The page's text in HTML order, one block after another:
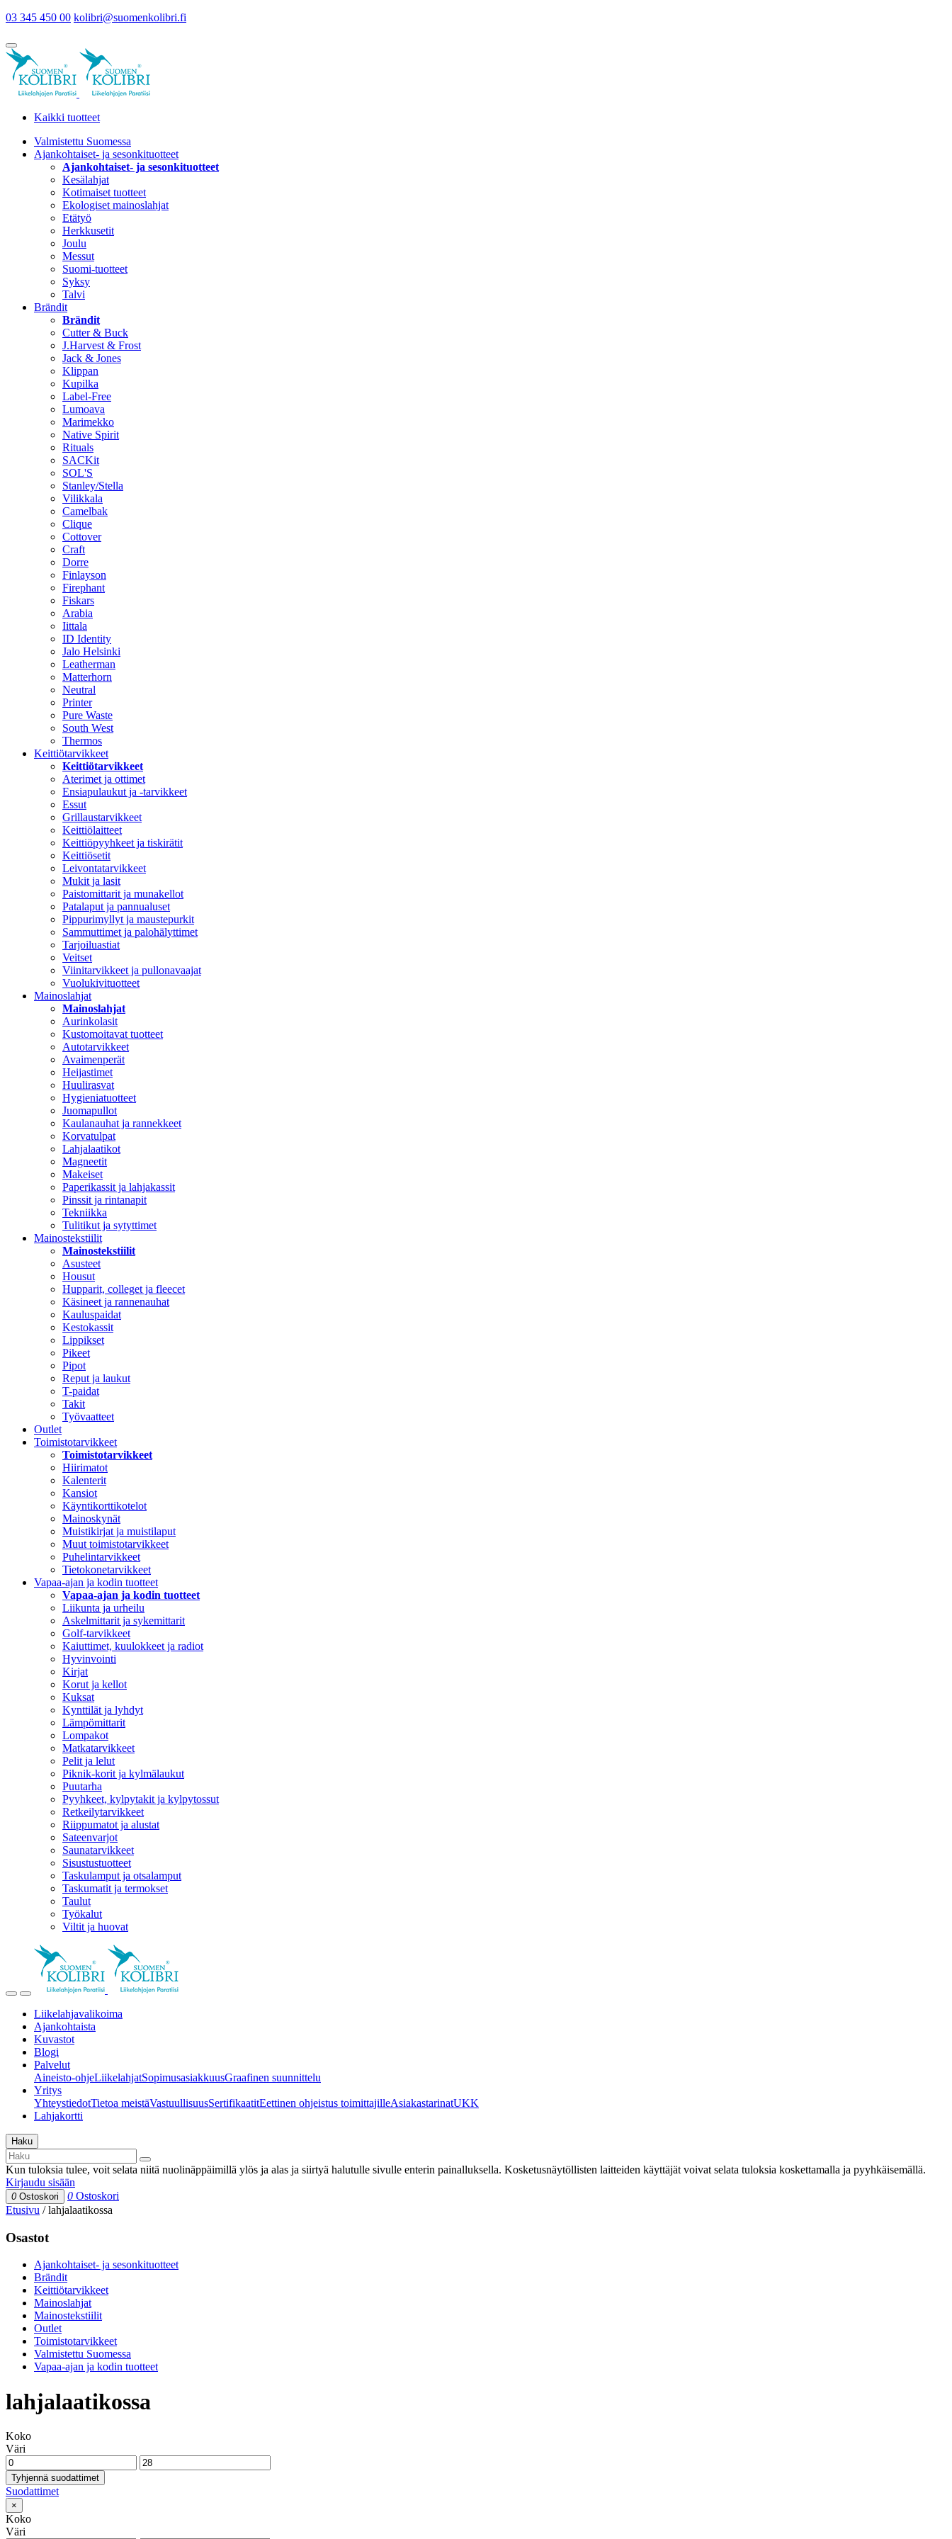
03 345 450 00 kolibri@suomenkolibri.fi
Kaikki tuotteet
Valmistettu Suomessa
Ajankohtaiset- ja sesonkituotteet
Ajankohtaiset- ja sesonkituotteet
Kesälahjat
Kotimaiset tuotteet
Ekologiset mainoslahjat
Etätyö
Herkkusetit
Joulu
Messut
Suomi-tuotteet
Syksy
Talvi
Brändit
Brändit
Cutter & Buck
J.Harvest & Frost
Jack & Jones
Klippan
Kupilka
Label-Free
Lumoava
Marimekko
Native Spirit
Rituals
SACKit
SOL'S
Stanley/Stella
Vilikkala
Camelbak
Clique
Cottover
Craft
Dorre
Finlayson
Firephant
Fiskars
Arabia
Iittala
ID Identity
Jalo Helsinki
Leatherman
Matterhorn
Neutral
Printer
Pure Waste
South West
Thermos
Keittiötarvikkeet
Keittiötarvikkeet
Aterimet ja ottimet
Ensiapulaukut ja -tarvikkeet
Essut
Grillaustarvikkeet
Keittiölaitteet
Keittiöpyyhkeet ja tiskirätit
Keittiösetit
Leivontatarvikkeet
Mukit ja lasit
Paistomittarit ja munakellot
Patalaput ja pannualuset
Pippurimyllyt ja maustepurkit
Sammuttimet ja palohälyttimet
Tarjoiluastiat
Veitset
Viinitarvikkeet ja pullonavaajat
Vuolukivituotteet
Mainoslahjat
Mainoslahjat
Aurinkolasit
Kustomoitavat tuotteet
Autotarvikkeet
Avaimenperät
Heijastimet
Huulirasvat
Hygieniatuotteet
Juomapullot
Kaulanauhat ja rannekkeet
Korvatulpat
Lahjalaatikot
Magneetit
Makeiset
Paperikassit ja lahjakassit
Pinssit ja rintanapit
Tekniikka
Tulitikut ja sytyttimet
Mainostekstiilit
Mainostekstiilit
Asusteet
Housut
Hupparit, colleget ja fleecet
Käsineet ja rannenauhat
Kauluspaidat
Kestokassit
Lippikset
Pikeet
Pipot
Reput ja laukut
T-paidat
Takit
Työvaatteet
Outlet
Toimistotarvikkeet
Toimistotarvikkeet
Hiirimatot
Kalenterit
Kansiot
Käyntikorttikotelot
Mainoskynät
Muistikirjat ja muistilaput
Muut toimistotarvikkeet
Puhelintarvikkeet
Tietokonetarvikkeet
Vapaa-ajan ja kodin tuotteet
Vapaa-ajan ja kodin tuotteet
Liikunta ja urheilu
Askelmittarit ja sykemittarit
Golf-tarvikkeet
Kaiuttimet, kuulokkeet ja radiot
Hyvinvointi
Kirjat
Korut ja kellot
Kuksat
Kynttilät ja lyhdyt
Lämpömittarit
Lompakot
Matkatarvikkeet
Pelit ja lelut
Piknik-korit ja kylmälaukut
Puutarha
Pyyhkeet, kylpytakit ja kylpytossut
Retkeilytarvikkeet
Riippumatot ja alustat
Sateenvarjot
Saunatarvikkeet
Sisustustuotteet
Taskulamput ja otsalamput
Taskumatit ja termokset
Taulut
Työkalut
Viltit ja huovat
Liikelahjavalikoima
Ajankohtaista
Kuvastot
Blogi
Palvelut
Aineisto-ohjeLiikelahjatSopimusasiakkuusGraafinen suunnittelu
Yritys
YhteystiedotTietoa meistäVastuullisuusSertifikaatitEettinen ohjeistus toimittajilleAsiakastarinatUKK
Lahjakortti
Haku
Kun tuloksia tulee, voit selata niitä nuolinäppäimillä ylös ja alas ja siirtyä halutulle sivulle enterin painalluksella. Kosketusnäytöllisten laitteiden käyttäjät voivat selata tuloksia koskettamalla ja pyyhkäisemällä.
Kirjaudu sisään
0 Ostoskori 0 Ostoskori
Etusivu /lahjalaatikossa
Osastot
Ajankohtaiset- ja sesonkituotteet
Brändit
Keittiötarvikkeet
Mainoslahjat
Mainostekstiilit
Outlet
Toimistotarvikkeet
Valmistettu Suomessa
Vapaa-ajan ja kodin tuotteet
lahjalaatikossa
Koko
Väri
Tyhjennä suodattimet
Suodattimet
×
Koko
Väri